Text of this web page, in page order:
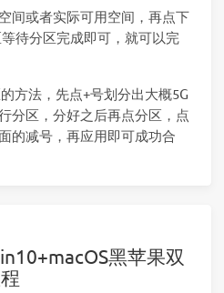
间或者实际可用空间，再点下
待分区完成即可，就可以完
方法，先点+号划分出大概5G
分区，分好之后再点分区，点
的减号，再应用即可成功合
黑苹果双